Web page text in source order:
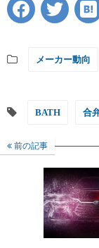
メーカー動向
BATH 合
前の記事